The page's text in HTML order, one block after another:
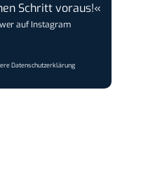
Schritt voraus!«
auf Instagram
Datenschutzerklärung